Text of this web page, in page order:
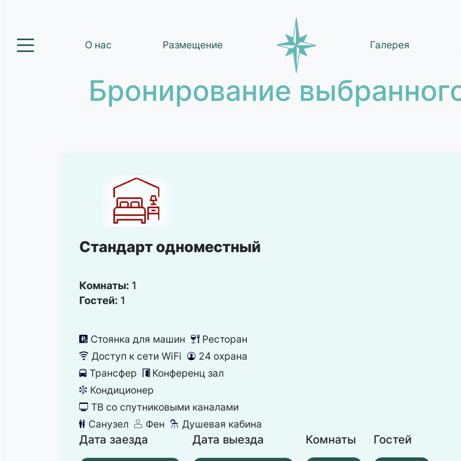
О нас Размещение Галерея
Бронирование
Стандарт одноместный
Комнаты: 1
Гостей: 1
냧 Стоянка для машин 뎃 Ресторан
뀄 Доступ к сети WiFi 댑 24 охрана
눣 Трансфер 눹 Конференц зал
뀸 Кондиционер
넎 ТВ со спутниковыми каналами
댃 Санузел 덶 Фен 댴 Душевая кабина
Дата заезда Дата выезда Комнаты Гостей